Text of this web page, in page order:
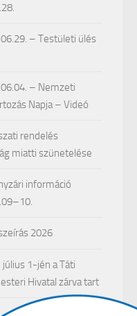
– Testületi ülés
– Nemzeti
Napja – Videó
rendelés
miatti szünetelése
információ
2026
július 1-jén a Táti
Hivatal zárva tart